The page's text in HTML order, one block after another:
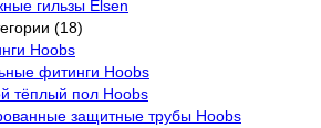
гильзы Elsen
(18)
Hoobs
фитинги Hoobs
тёплый пол Hoobs
защитные трубы Hoobs